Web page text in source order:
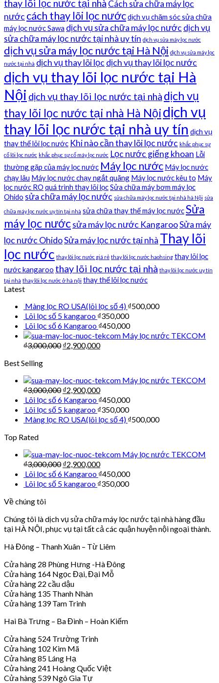
thay lõi lọc nước tại nhà Cách sửa chữa máy lọc
nước cách thay lõi lọc nướcdịch vụ chăm sóc sửa chữa
máy lọc nước Sawa dịch vụ sửa chữa máy lọc nước dịch vụ
sửa chữa máy lọc nước tại nhà uy tín dịch vụ sửa máy lọc nước
dịch vụ sửa máy lọc nước tại Hà Nội dịch vụ sửa máy lọc
nước tại nhà dịch vụ thay lõi lọc dịch vụ thay lõi lọc nước
dịch vụ thay lõi lọc nước tại Hà
Nội dịch vụ thay lõi lọc nước tại nhà dịch vụ
thay lõi lọc nước tại nhà Hà Nộidịch vụ
thay lõi lọc nước tại nhà uy tín dịch vụ
thay thế lõi lọc nước Khi nào cần thay lõi lọc nước khắc phục sự
cố lõi lọc nước khắc phục sự cố máy lọc nước Lọc nước giếng khoan Lỗi
thường gặp của máy lọc nước Máy lọc nước Máy lọc nước
chạy lâu Máy lọc nước chạy ngắt quãng Máy lọc nước kêu to Máy
lọc nước RO quá trình thay lõi lọcSửa chữa máy bơm máy lọc
Ohido sửa chữa máy lọc nước sửa chữa máy lọc nước tại nhà hà Nội sửa
chữa máy lọc nước uy tín tại nhà sửa chữa thay thế máy lọc nướcSửa
máy lọc nướcsửa máy lọc nước KangarooSửa máy
lọc nước OhidoSửa máy lọc nước tại nhà Thay lõi
lọc nước thay lõi lọc nước giá rẻ thay lõi lọc nước haohsing thay lõi lọc
nước kangaroo thay lõi lọc nước tại nhà thay lõi lọc nước uy tín
tại nhà thay lõi lọc nước ở hà nội thay thế lõi lọc nước
Latest
Màng lọc RO USA(lõi lọc số 4) ₫500,000
Lõi lọc số 5 kangaroo ₫350,000
Lõi lọc số 6 Kangaroo ₫450,000
Máy lọc nước TEKCOM
₫3,000,000 ₫2,900,000
Best Selling
Máy lọc nước TEKCOM
₫3,000,000 ₫2,900,000
Lõi lọc số 6 Kangaroo ₫450,000
Lõi lọc số 5 kangaroo ₫350,000
Màng lọc RO USA(lõi lọc số 4) ₫500,000
Top Rated
Máy lọc nước TEKCOM
₫3,000,000 ₫2,900,000
Lõi lọc số 6 Kangaroo ₫450,000
Lõi lọc số 5 kangaroo ₫350,000
Về chúng tôi
Chúng tôi là dịch vụ sửa chữa máy lọc nước tại nhà hàng đầu
tại HÀ NỘI, phục vụ tại tất cả các quận huyện nội ngoại thành.
Hà Đông – Thanh Xuân – Từ Liêm
Cửa hàng 28 Phùng Hưng -Hà Đông
Cửa hàng 164 Ngọc Đại, Đại Mỗ
Cửa hàng 22 cầu dậu
Cửa hàng 135 Thanh Nhàn
Cửa hàng 139 Tam Trinh
Hai Bà Trưng – Ba Đình – Hoàn Kiếm
Cửa hàng 524 Trường Trinh
Cửa hàng 102 Kim Mã
Cửa hàng 85 Láng Hạ
Cửa hàng 241 Hoàng Quốc Việt
Cửa hàng 539 Ngô Gia Tự